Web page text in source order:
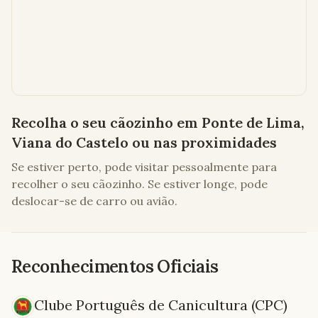
Recolha o seu cãozinho em Ponte de Lima,
Viana do Castelo ou nas proximidades
Se estiver perto, pode visitar pessoalmente para
recolher o seu cãozinho. Se estiver longe, pode
deslocar-se de carro ou avião.
Reconhecimentos Oficiais
Clube Português de Canicultura (CPC)